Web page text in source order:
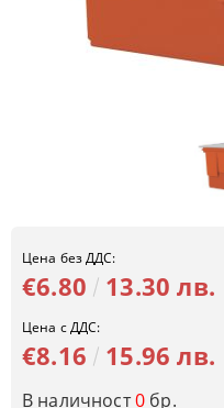
Цена без ДДС:
€6.80 13.30 лв.
Цена с ДДС:
€8.16 15.96 лв.
В наличност0 бр.